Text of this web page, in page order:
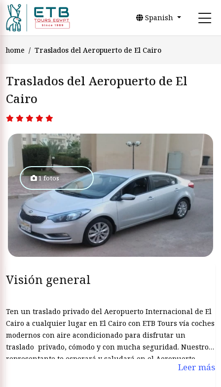
Spanish
home Traslados del Aeropuerto de El Cairo
Traslados del Aeropuerto de El
Cairo
1 fotos
Visión general
Ten un traslado privado del Aeropuerto Internacional de El
Cairo a cualquier lugar en El Cairo con ETB Tours vía coches
modernos con aire acondicionado para disfrutar un
traslado privado, cómodo y con mucha seguridad. Nuestro
representante te esperará y saludará en el Aeropuerto
Internacional de El Cairo para trasladarte a donde quieres
Leer más